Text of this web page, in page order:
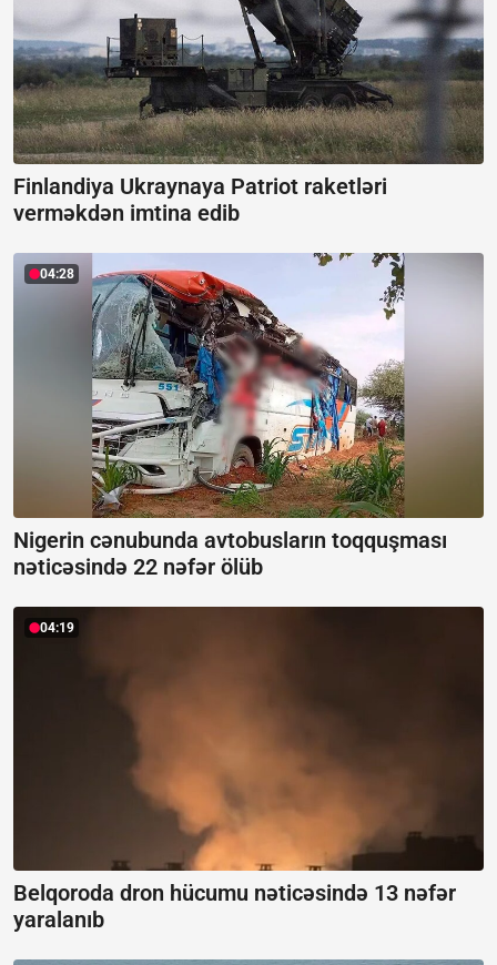
Finlandiya Ukraynaya Patriot raketləri
verməkdən imtina edib
04:28
Nigerin cənubunda avtobusların toqquşması
nəticəsində 22 nəfər ölüb
04:19
Belqoroda dron hücumu nəticəsində 13 nəfər
yaralanıb